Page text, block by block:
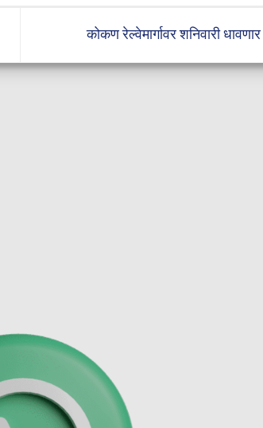
कोकण रेल्वेमार्गावर शनिवारी धावणार